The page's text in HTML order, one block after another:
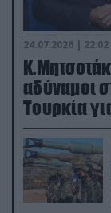
24.07.2026 | 22:02
αδύναμοι
Τουρκία
(βίντεο)